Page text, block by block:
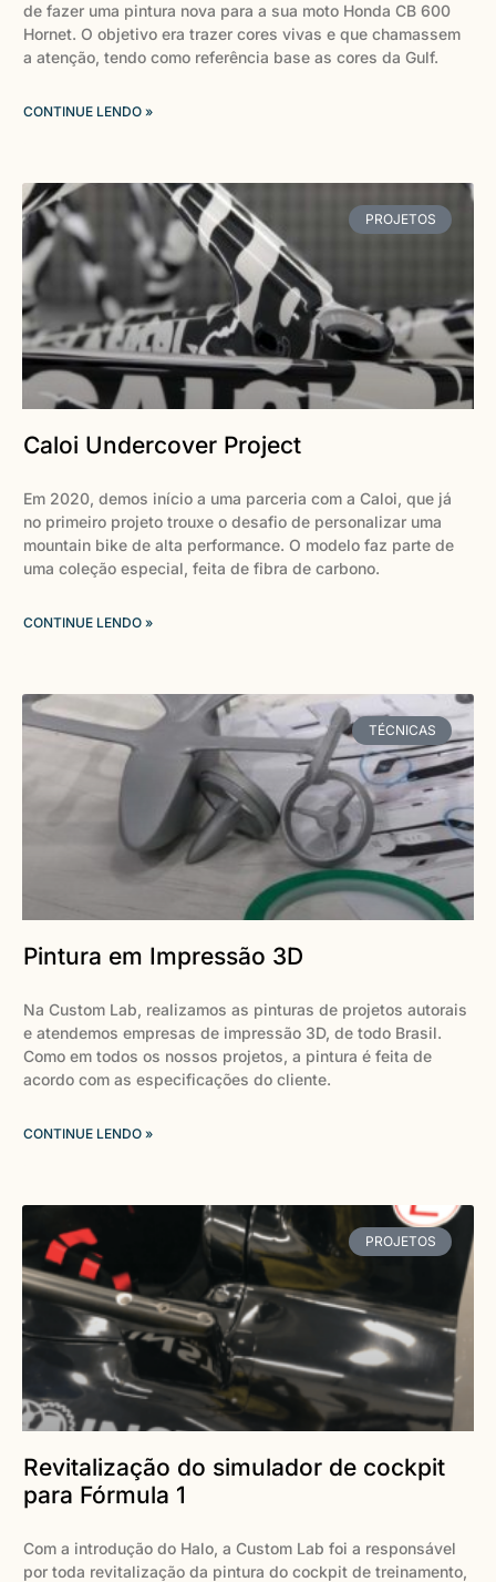
de fazer uma pintura nova para a sua moto Honda CB 600
Hornet. O objetivo era trazer cores vivas e que chamassem
a atenção, tendo como referência base as cores da Gulf.
CONTINUE LENDO »
PROJETOS
Caloi Undercover Project
Em 2020, demos início a uma parceria com a Caloi, que já
no primeiro projeto trouxe o desafio de personalizar uma
mountain bike de alta performance. O modelo faz parte de
uma coleção especial, feita de fibra de carbono.
CONTINUE LENDO »
TÉCNICAS
Pintura em Impressão 3D
Na Custom Lab, realizamos as pinturas de projetos autorais
e atendemos empresas de impressão 3D, de todo Brasil.
Como em todos os nossos projetos, a pintura é feita de
acordo com as especificações do cliente.
CONTINUE LENDO »
PROJETOS
Revitalização do simulador de cockpit
para Fórmula 1
Com a introdução do Halo, a Custom Lab foi a responsável
por toda revitalização da pintura do cockpit de treinamento,